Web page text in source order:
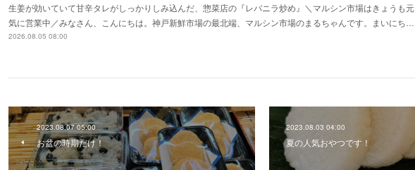
生姜が効いていて甘辛タレがしっかりしみ込んだ、惣菜店の『レバニラ炒め』＼マルシン市場はきょうも元
気に営業中／みなさん、こんにちは。神戸新鮮市場の最北端、マルシン市場のまるちゃんです。まいにち…
2026.08.05 08:00
2023.08.07 05:00
お盆の時期だけ！
2023.08.03 04:00
夏の人気おやつです！